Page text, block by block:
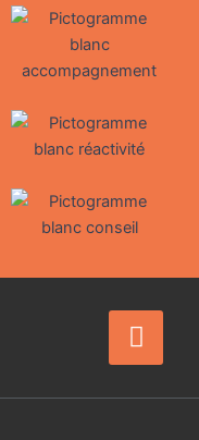
F
a
e